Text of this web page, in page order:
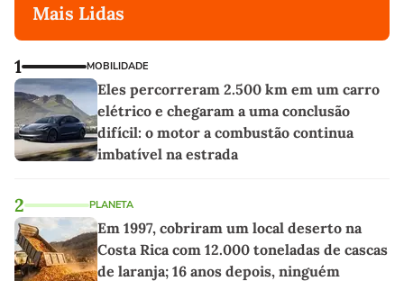
Mais Lidas
1 MOBILIDADE
Eles percorreram 2.500 km em um carro
elétrico e chegaram a uma conclusão
difícil: o motor a combustão continua
imbatível na estrada
2 PLANETA
Em 1997, cobriram um local deserto na
Costa Rica com 12.000 toneladas de cascas
de laranja; 16 anos depois, ninguém